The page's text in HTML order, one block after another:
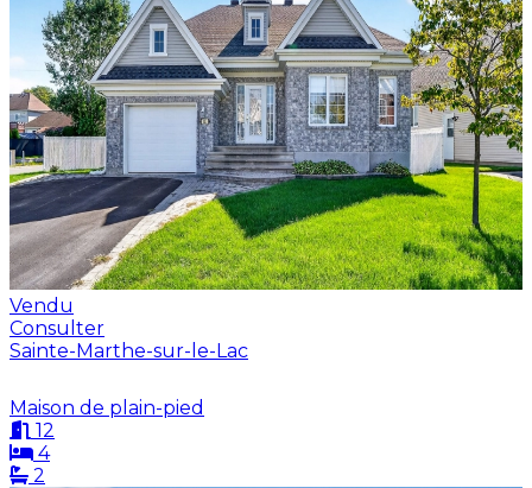
Vendu
Consulter
Sainte-Marthe-sur-le-Lac
Maison de plain-pied
12
4
2